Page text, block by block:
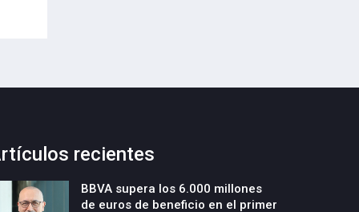
recientes
BBVA supera los 6.000 millones
de euros de beneficio en el primer